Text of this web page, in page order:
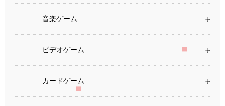
音楽ゲーム
ビデオゲーム
カードゲーム